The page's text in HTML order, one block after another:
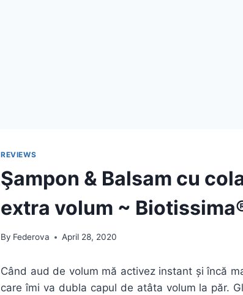
REVIEWS
Şampon & Balsam cu
extra volum ~
By Federova April 28, 2020
Când aud de volum mă activez instant și încă
care îmi va dubla capul de atâta volum la păr.